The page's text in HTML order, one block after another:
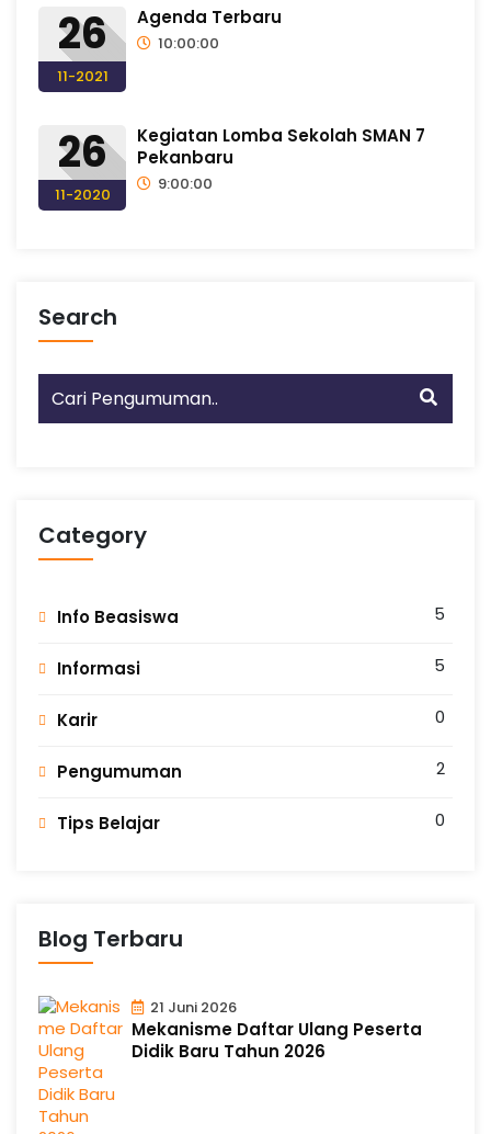
26
11-2021
Agenda Terbaru
10:00:00
26
11-2020
Kegiatan Lomba Sekolah SMAN 7
Pekanbaru
9:00:00
Search
Category
Info Beasiswa 5
Informasi 5
Karir 0
Pengumuman 2
Tips Belajar 0
Blog Terbaru
21 Juni 2026
Mekanisme Daftar Ulang Peserta
Didik Baru Tahun 2026